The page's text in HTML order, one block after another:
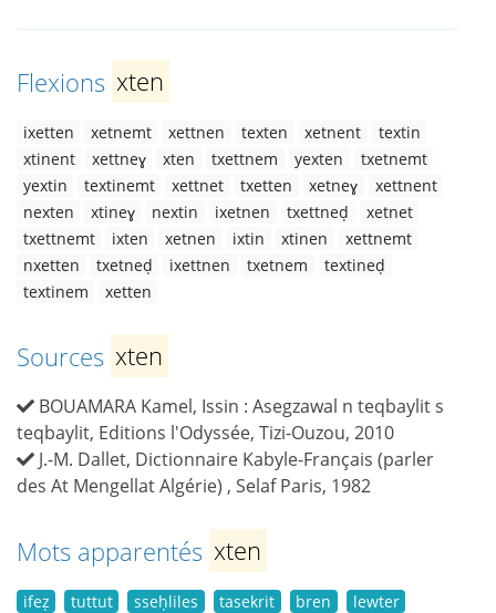
Flexions xten
ixetten xetnemt xettnen texten xetnent
textin
xtinent
xettneɣ xten txettnem yexten
txetnemt
yextin
textinemt xettnet txetten xetneɣ
xettnent
nexten
xtineɣ nextin ixetnen txettneḍ
xetnet
txettnemt
ixten xetnen ixtin xtinen
xettnemt
nxetten
txetneḍ ixettnen txetnem
textineḍ
textinem
xetten
Sources xten
BOUAMARA Kamel, Issin : Asegzawal n teqbaylit s
teqbaylit, Editions l'Odyssée, Tizi-Ouzou, 2010
J.-M. Dallet, Dictionnaire Kabyle-Français (parler
des At Mengellat Algérie) , Selaf Paris, 1982
Mots apparentés xten
ifeẓ tuttut sseḥliles tasekrit bren
lewter